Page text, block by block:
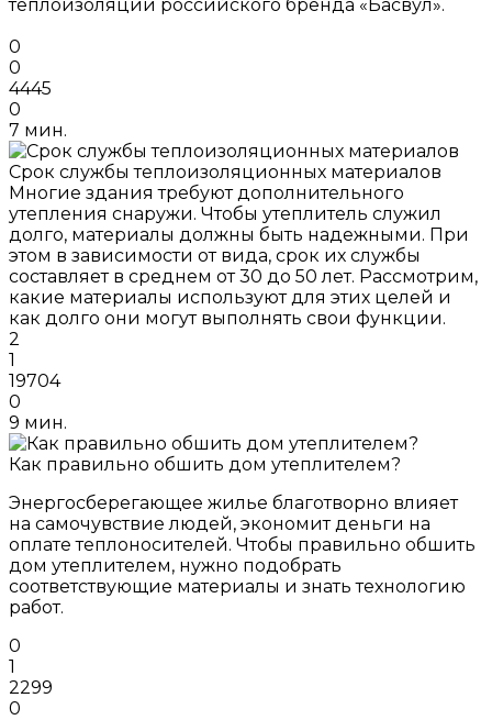
теплоизоляции российского бренда «Басвул».
0
0
4445
0
7 мин.
Срок службы теплоизоляционных материалов
Многие здания требуют дополнительного
утепления снаружи. Чтобы утеплитель служил
долго, материалы должны быть надежными. При
этом в зависимости от вида, срок их службы
составляет в среднем от 30 до 50 лет. Рассмотрим,
какие материалы используют для этих целей и
как долго они могут выполнять свои функции.
2
1
19704
0
9 мин.
Как правильно обшить дом утеплителем?
Энергосберегающее жилье благотворно влияет
на самочувствие людей, экономит деньги на
оплате теплоносителей. Чтобы правильно обшить
дом утеплителем, нужно подобрать
соответствующие материалы и знать технологию
работ.
0
1
2299
0